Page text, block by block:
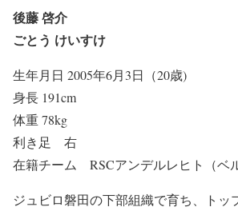
後藤 啓介
ごとう けいすけ
生年月日 2005年6月3日（20歳)
身長 191cm
体重 78kg
利き足 右
在籍チーム RSCアンデルレヒト（ベ
ジュビロ磐田の下部組織で育ち、トッ